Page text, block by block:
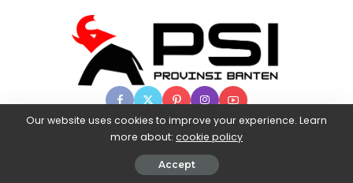
© 2025 Partai Super, powered by BangX.
Our website uses cookies to improve your experience. Learn
more about: cookie policy
Accept